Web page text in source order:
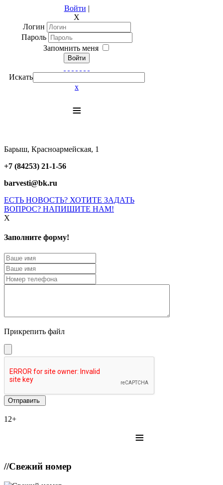
Войти |
X
Логин
Пароль
Запомнить меня
Войти
Искать
x
≡
Барыш, Красноармейская, 1
+7 (84253) 21-1-56
barvesti@bk.ru
ЕСТЬ НОВОСТЬ? ХОТИТЕ ЗАДАТЬ
ВОПРОС? НАПИШИТЕ НАМ!
X
Заполните форму!
Прикрепить файл
12+
≡
//Свежий номер